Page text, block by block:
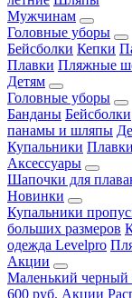
Мужчинам
Головные уборы
Бейсболки Кепки
Плавки Пляжные
Детям
Головные уборы
Банданы Бейсболки
панамы и шляпы
Купальники
Аксессуары
Шапочки для
Новинки
Купальники
больших размеров
одежда Levelpro
Акции
Маленький черный
600 руб. Акции